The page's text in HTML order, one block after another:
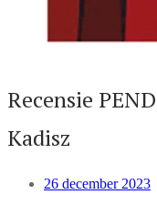
Recensie
Kadisz
26 december 2023